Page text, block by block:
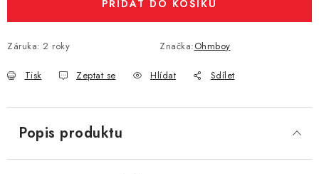
PŘIDAT DO KOŠÍKU
Záruka: 2 roky Značka:Ohmboy
Tisk Zeptat se Hlídat Sdílet
Popis produktu